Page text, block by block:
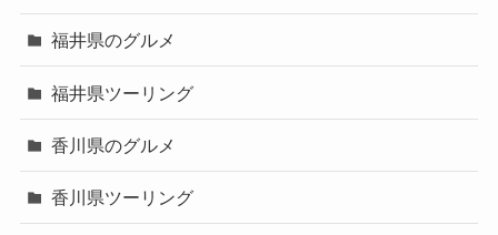
福井県のグルメ
福井県ツーリング
香川県のグルメ
香川県ツーリング